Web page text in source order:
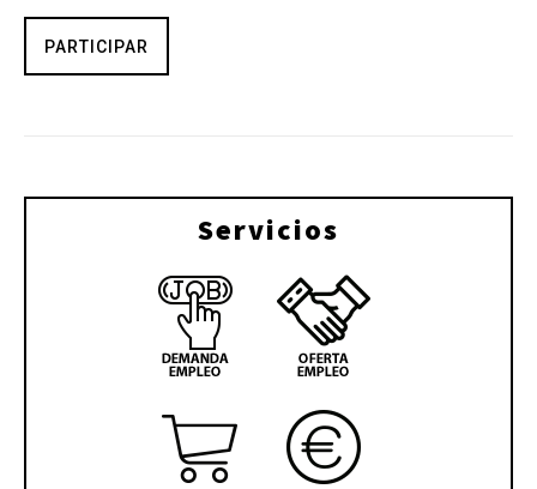
PARTICIPAR
Servicios